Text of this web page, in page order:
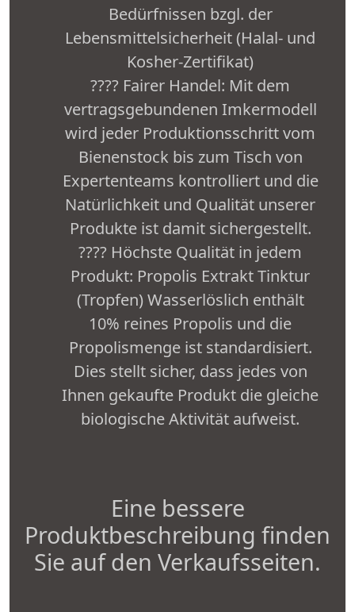
Bedürfnissen bzgl. der
Lebensmittelsicherheit (Halal- und
Kosher-Zertifikat)
???? Fairer Handel: Mit dem
vertragsgebundenen Imkermodell
wird jeder Produktionsschritt vom
Bienenstock bis zum Tisch von
Expertenteams kontrolliert und die
Natürlichkeit und Qualität unserer
Produkte ist damit sichergestellt.
???? Höchste Qualität in jedem
Produkt: Propolis Extrakt Tinktur
(Tropfen) Wasserlöslich enthält
10% reines Propolis und die
Propolismenge ist standardisiert.
Dies stellt sicher, dass jedes von
Ihnen gekaufte Produkt die gleiche
biologische Aktivität aufweist.
Eine bessere
Produktbeschreibung finden
Sie auf den Verkaufsseiten.